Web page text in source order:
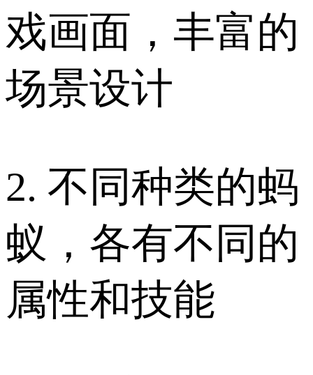
戏画面，丰富的
场景设计
2. 不同种类的蚂
蚁，各有不同的
属性和技能